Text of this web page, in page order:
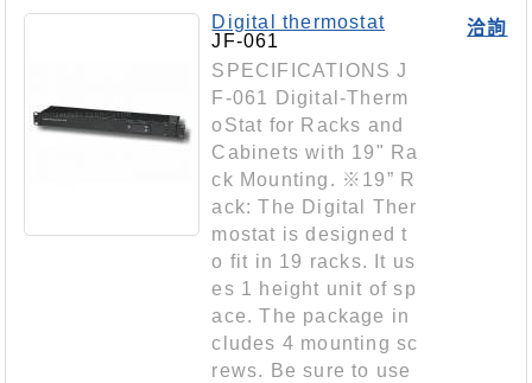
洽詢
Digital thermostat
JF-061
SPECIFICATIONS J
F-061 Digital-Therm
oStat for Racks and
Cabinets with 19" Ra
ck Mounting. ※19” R
ack: The Digital Ther
mostat is designed t
o fit in 19 racks. It us
es 1 height unit of sp
ace. The package in
cludes 4 mounting sc
rews. Be sure to use